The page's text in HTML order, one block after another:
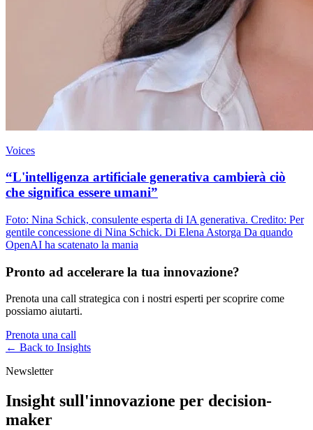
Voices
“L'intelligenza artificiale generativa cambierà ciò
che significa essere umani”
Foto: Nina Schick, consulente esperta di IA generativa. Credito: Per
gentile concessione di Nina Schick. Di Elena Astorga Da quando
OpenAI ha scatenato la mania
Pronto ad accelerare la tua innovazione?
Prenota una call strategica con i nostri esperti per scoprire come
possiamo aiutarti.
Prenota una call
← Back to Insights
Newsletter
Insight sull'innovazione per decision-
maker